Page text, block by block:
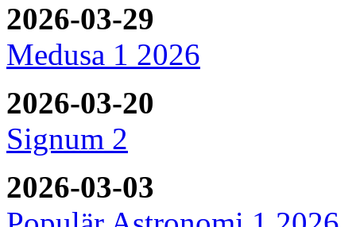
2026-03-29
Medusa 1 2026
2026-03-20
Signum 2
2026-03-03